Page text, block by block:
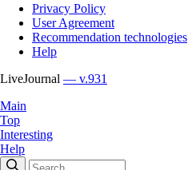
Privacy Policy
User Agreement
Recommendation technologies
Help
LiveJournal — v.931
Main
Top
Interesting
Help